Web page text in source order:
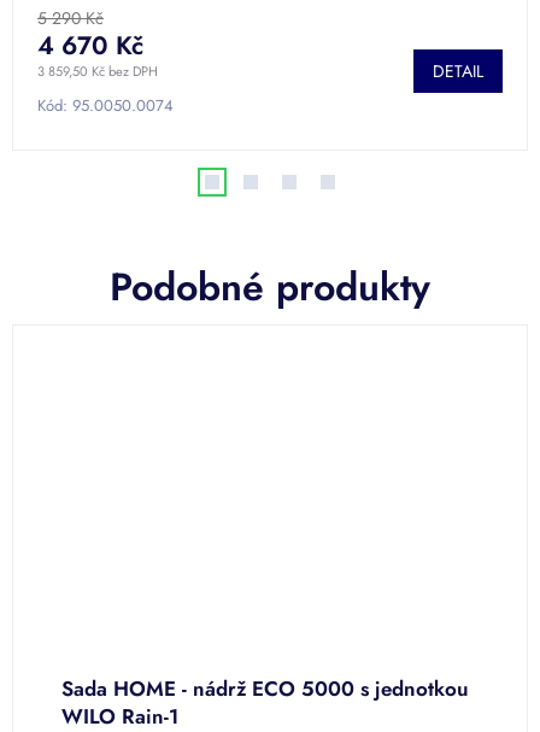
produktu
je
5,0
z
5
5 290 Kč
3 859,50 Kč bez DPH
4 670 Kč
DETAIL
Kód: 95.0050.0074
Podobné produkty
Sada HOME - nádrž ECO 5000 s jednotkou
WILO Rain-1